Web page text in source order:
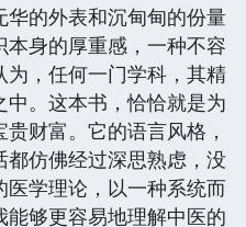
的外表和沉甸甸的份量
身的厚重感，一种不容
，任何一门学科，其精
。这本书，恰恰就是为
财富。它的语言风格，
仿佛经过深思熟虑，没
学理论，以一种系统而
够更容易地理解中医的